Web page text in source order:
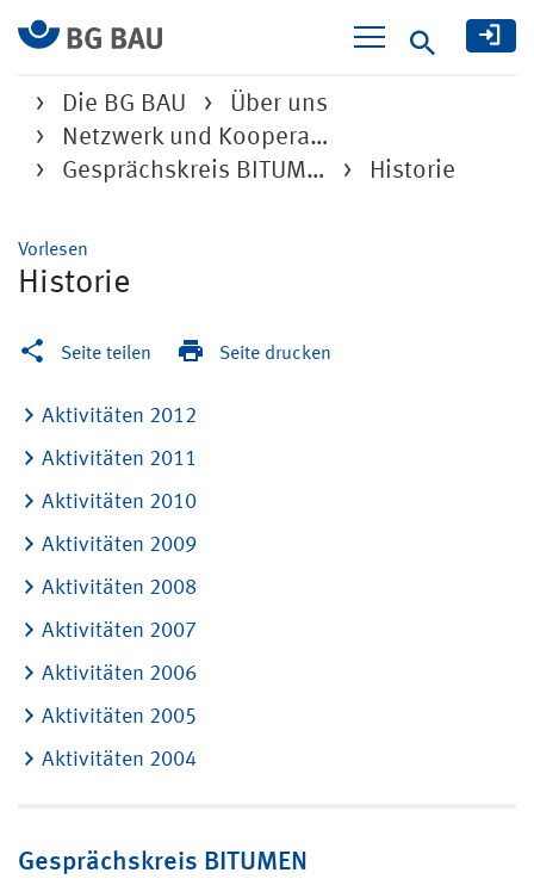
Suche
Die BG BAU
Über uns
Netzwerk und Koopera…
Gesprächskreis BITUM…
Historie
Vorlesen
Historie
Seite teilen Seite drucken
Aktivitäten 2012
Aktivitäten 2011
Aktivitäten 2010
Aktivitäten 2009
Aktivitäten 2008
Aktivitäten 2007
Aktivitäten 2006
Aktivitäten 2005
Aktivitäten 2004
Gesprächskreis BITUMEN